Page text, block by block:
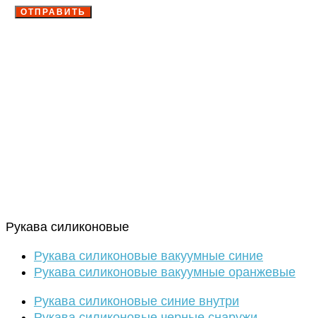
ОТПРАВИТЬ
Рукава силиконовые
Рукава силиконовые вакуумные синие
Рукава силиконовые вакуумные оранжевые
Рукава силиконовые синие внутри